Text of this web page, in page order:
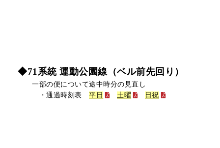
◆71系統 運動公園線（ベル前先回り）
一部の便について途中時分の見直し
・通過時刻表平日 土曜 日祝